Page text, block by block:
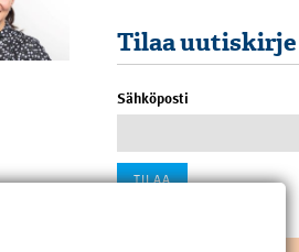
Tilaa uutiskirje
Sähköposti